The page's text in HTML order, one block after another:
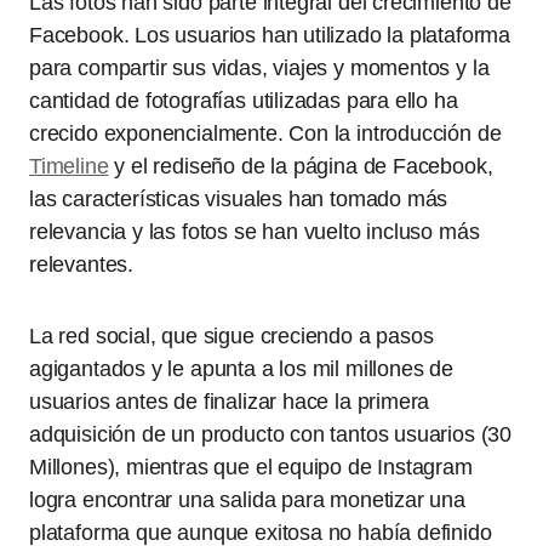
Facebook. Los usuarios han utilizado la plataforma
para compartir sus vidas, viajes y momentos y la
cantidad de fotografías utilizadas para ello ha
crecido exponencialmente. Con la introducción de
Timeliney el rediseño de la página de Facebook,
las características visuales han tomado más
relevancia y las fotos se han vuelto incluso más
relevantes.
La red social, que sigue creciendo a pasos
agigantados y le apunta a los mil millones de
usuarios antes de finalizar hace la primera
adquisición de un producto con tantos usuarios (30
Millones), mientras que el equipo de Instagram
logra encontrar una salida para monetizar una
plataforma que aunque exitosa no había definido